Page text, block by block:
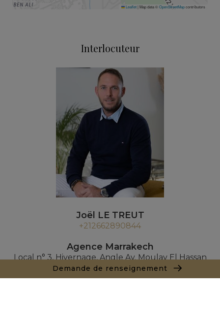
Demande de renseignement
Leaflet| Map data ©OpenStreetMapcontributors
Interlocuteur
Joël LE TREUT
+212662890844
Agence Marrakech
Local n° 3, Hivernage, Angle Av. Moulay El Hassan
et Rue Imam Chafii
40000 Marrakech